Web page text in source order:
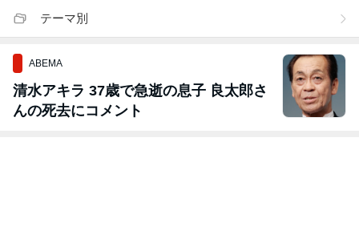
テーマ別
ABEMA
清水アキラ 37歳で急逝の息子 良太郎さ
んの死去にコメント